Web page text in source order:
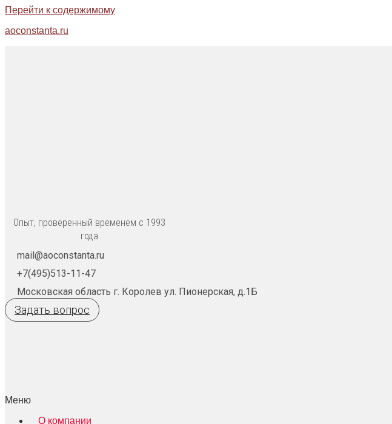
Перейти к содержимому
aoconstanta.ru
Опыт, проверенный временем с 1993
года
mail@aoconstanta.ru
+7(495)513-11-47
Московская область г. Королев ул. Пионерская, д.1Б
Задать вопрос
Меню
О компании